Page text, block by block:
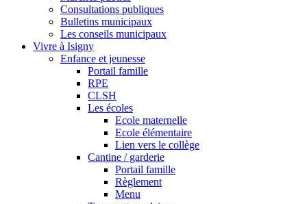
Consultations publiques
Bulletins municipaux
Les conseils municipaux
Vivre à Isigny
Enfance et jeunesse
Portail famille
RPE
CLSH
Les écoles
Ecole maternelle
Ecole élémentaire
Lien vers le collège
Cantine / garderie
Portail famille
Règlement
Menu